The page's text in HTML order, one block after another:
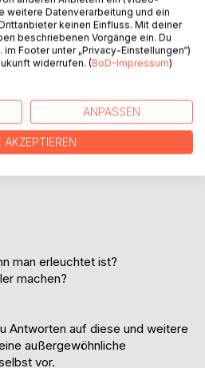
sondern reine
und die Liebe selbst.
die Illusion, die wir Leben
mit allen Menschen und
zu erwachen.
zu stellen:
man erleuchtet ist?
machen?
Antworten auf diese und weitere
außergewöhnliche
vor.
weitere Datenverarbeitung und ein
keinen Einfluss. Mit deiner
beschriebenen Vorgänge ein. Du
Footer unter „Privacy-Einstellungen“)
widerrufen. (BoD-Impressum)
ANPASSEN
AKZEPTIEREN